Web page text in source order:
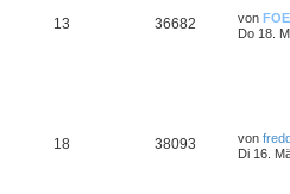
13 36682 von FOE
Do 18.
18 38093 von
Di 16.